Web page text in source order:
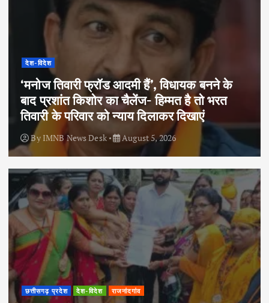
देश-विदेश
‘मनोज तिवारी फ्रॉड आदमी हैं’, विधायक बनने के
बाद प्रशांत किशोर का चैलेंज- हिम्मत है तो भरत
तिवारी के परिवार को न्याय दिलाकर दिखाएं
By IMNB News Desk August 5, 2026
छत्तीसगढ़ प्रदेश देश-विदेश राजनांदगांव